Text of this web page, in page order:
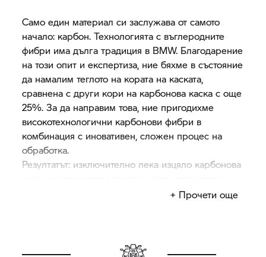
Само един материал си заслужава от самото
начало: карбон. Технологията с въглеродните
фибри има дълга традиция в BMW. Благодарение
на този опит и експертиза, ние бяхме в състояние
да намалим теглото на кората на каската,
сравнена с други кори на карбонова каска с още
25%. За да направим това, ние пригодихме
високотехнологични карбонови фибри в
комбинация с иновативен, сложен процес на
обработка.
Резултатът: изключително лека изцяло карбонова
оптимизираната твърдост и ефикасност във всяка
+ Прочети още